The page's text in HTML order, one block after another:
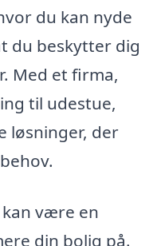
du kan nyde
du beskytter dig
Med et firma,
til udestue,
løsninger, der
være en
din bolig på.